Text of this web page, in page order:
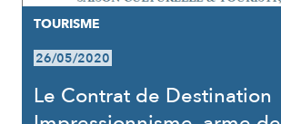
TOURISME
26/05/2020
Le Contrat de Destination